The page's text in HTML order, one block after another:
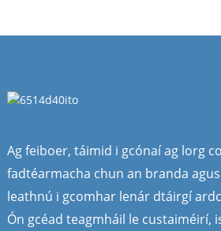
Ag feiboer, táimid i gcónaí ag lorg
fadtéarmacha chun an branda
leathnú i gcomhar lenár dtáirgí
Ón gcéad teagmháil le custaiméirí,